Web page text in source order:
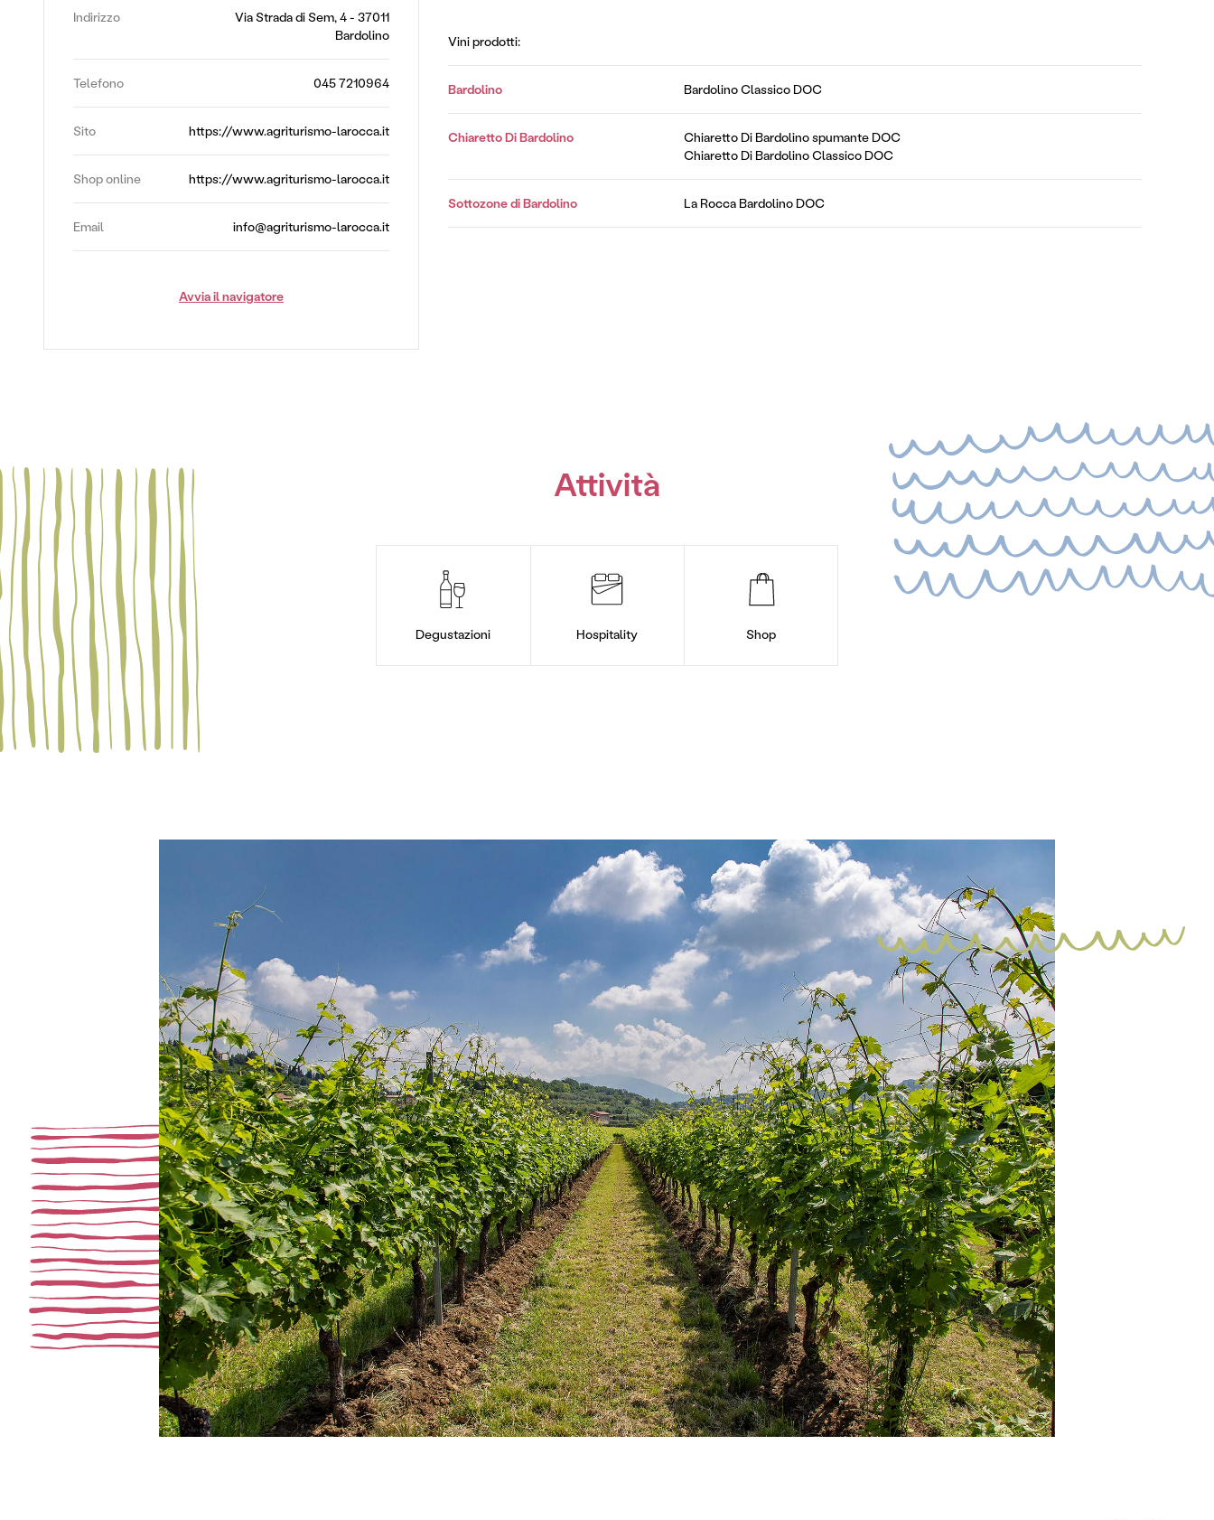
Indirizzo
Via Strada di Sem, 4 - 37011
Bardolino
Telefono 045 7210964
Sito https://www.agriturismo-larocca.it
Shop online https://www.agriturismo-larocca.it
Email info@agriturismo-larocca.it
Avvia il navigatore
Vini prodotti:
Bardolino Bardolino Classico DOC
Chiaretto Di Bardolino
Chiaretto Di Bardolino spumante DOC
Chiaretto Di Bardolino Classico DOC
Sottozone di Bardolino La Rocca Bardolino DOC
Attività
Degustazioni Hospitality Shop